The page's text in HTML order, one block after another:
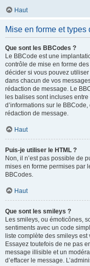
Haut
Mise en forme et types
Que sont les BBCodes ?
Le BBCode est une
contrôle de mise en forme
décider si vous pouvez
dans chacun de vos
rédaction de message. Le
les balises sont incluses
d’informations sur le
rédaction de message.
Haut
Puis-je utiliser le HTML ?
Non, il n’est pas possible de
mises en forme permises par
BBCodes.
Haut
Que sont les smileys ?
Les smileys, ou émoticônes,
sentiments avec un code
liste complète des smileys
Essayez toutefois de ne pas
message illisible et un
d’effacer le message.